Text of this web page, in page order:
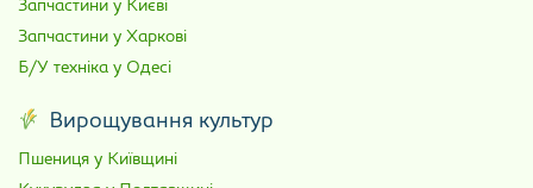
Запчастини у Києві
Запчастини у Харкові
Б/У техніка у Одесі
Вирощування культур
Пшениця у Київщині